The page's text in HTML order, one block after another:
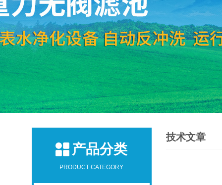
产品分类
PRODUCT CATEGORY
技术文章